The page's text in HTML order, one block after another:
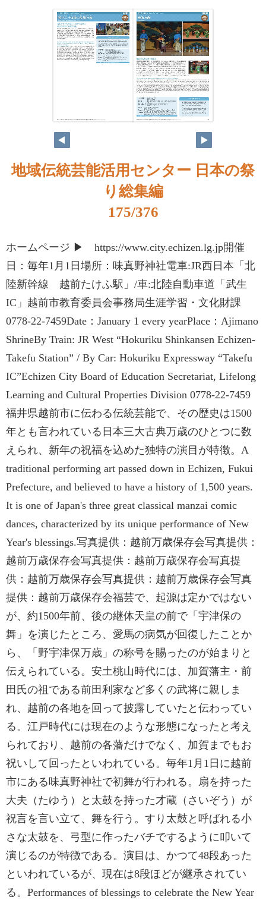
地域伝統芸能活用センター 日本の祭
り総集編
175/376
ホームページ ▶ https://www.city.echizen.lg.jp開催
日：毎年1月1日場所：味真野神社電車:JR西日本「北
陸新幹線 越前たけふ駅」/車:北陸自動車道「武生
IC」越前市教育委員会事務局生涯学習・文化財課
0778-22-7459Date：January 1 every yearPlace：Ajimano
ShrineBy Train: JR West “Hokuriku Shinkansen Echizen-
Takefu Station” / By Car: Hokuriku Expressway “Takefu
IC”Echizen City Board of Education Secretariat, Lifelong
Learning and Cultural Properties Division 0778-22-7459
福井県越前市に伝わる伝統芸能で、その歴史は1500
年とも言われている日本三大古典万歳のひとつに数
えられ、新年の祝福を込めた独特の演目が特徴。A
traditional performing art passed down in Echizen, Fukui
Prefecture, and believed to have a history of 1,500 years.
It is one of Japan's three great classical manzai comic
dances, characterized by its unique performance of New
Year's blessings.写真提供：越前万歳保存会写真提供：
越前万歳保存会写真提供：越前万歳保存会写真提
供：越前万歳保存会写真提供：越前万歳保存会写真
提供：越前万歳保存会福芸で、起源は定かではない
が、約1500年前、後の継体天皇の前で「宇津保の
舞」を演じたところ、愛馬の病気が回復したことか
ら、「野宇津保万歳」の称号を賜ったのが始まりと
伝えられている。安土桃山時代には、加賀藩主・前
田氏の祖である前田利家など多くの武将に親しま
れ、越前の各地を回って披露していたと伝わってい
る。江戸時代には現在のような形態になったと考え
られており、越前の各藩だけでなく、加賀までもお
祝いして回ったといわれている。毎年1月1日に越前
市にある味真野神社で初舞が行われる。扇を持った
大夫（たゆう）と太鼓を持った才蔵（さいぞう）が
祝言を言い立て、舞を行う。すり太鼓と呼ばれる小
さな太鼓を、弓型に作ったバチでするように叩いて
演じるのが特徴である。演目は、かつて48段あった
といわれているが、現在は8段ほどが継承されてい
る。Performances of blessings to celebrate the New Year